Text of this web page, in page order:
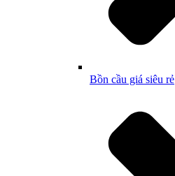
Bồn cầu giá siêu rẻ